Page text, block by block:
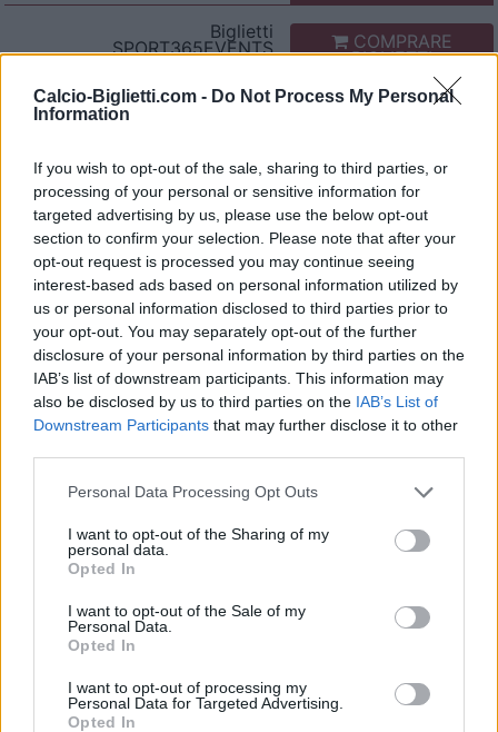
Calcio-Biglietti.com - Do Not Process My Personal
Information
If you wish to opt-out of the sale, sharing to third parties, or
processing of your personal or sensitive information for
targeted advertising by us, please use the below opt-out
section to confirm your selection. Please note that after your
opt-out request is processed you may continue seeing
interest-based ads based on personal information utilized by
us or personal information disclosed to third parties prior to
your opt-out. You may separately opt-out of the further
disclosure of your personal information by third parties on the
IAB’s list of downstream participants. This information may
also be disclosed by us to third parties on the IAB’s List of
Downstream Participants that may further disclose it to other
Personal Data Processing Opt Outs
I want to opt-out of the Sharing of my
personal data.
Opted In
I want to opt-out of the Sale of my
Personal Data.
Opted In
I want to opt-out of processing my
Personal Data for Targeted Advertising.
Opted In
Biglietti
SPORT365EVENTS COMPRARE
BIGLIETTI
Nessun biglietto a
FOOTBALLTICKETPAD
COMPRARE
BIGLIETTI
Nessun biglietto a
FOOTBALLTICKETNET
Nessun biglietto a
P1TRAVEL
Nessun biglietto a
CDISCOUNT
Nessun biglietto a
TICKETMASTER
Nessun biglietto a
Nessun biglietto a
CARREFOUR
Partite Polonia Bosnia
2020 Polonia 3-0 Bosnia